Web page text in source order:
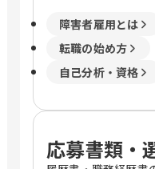
障害者雇用とは
転職の始め方
自己分析・資格
応募書類・